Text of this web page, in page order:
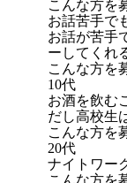
こんな方を
お話苦手で
お話が苦手
ーしてくれ
こんな方を
10代
お酒を飲む
だし高校生
こんな方を
20代
ナイトワー
こんな方を